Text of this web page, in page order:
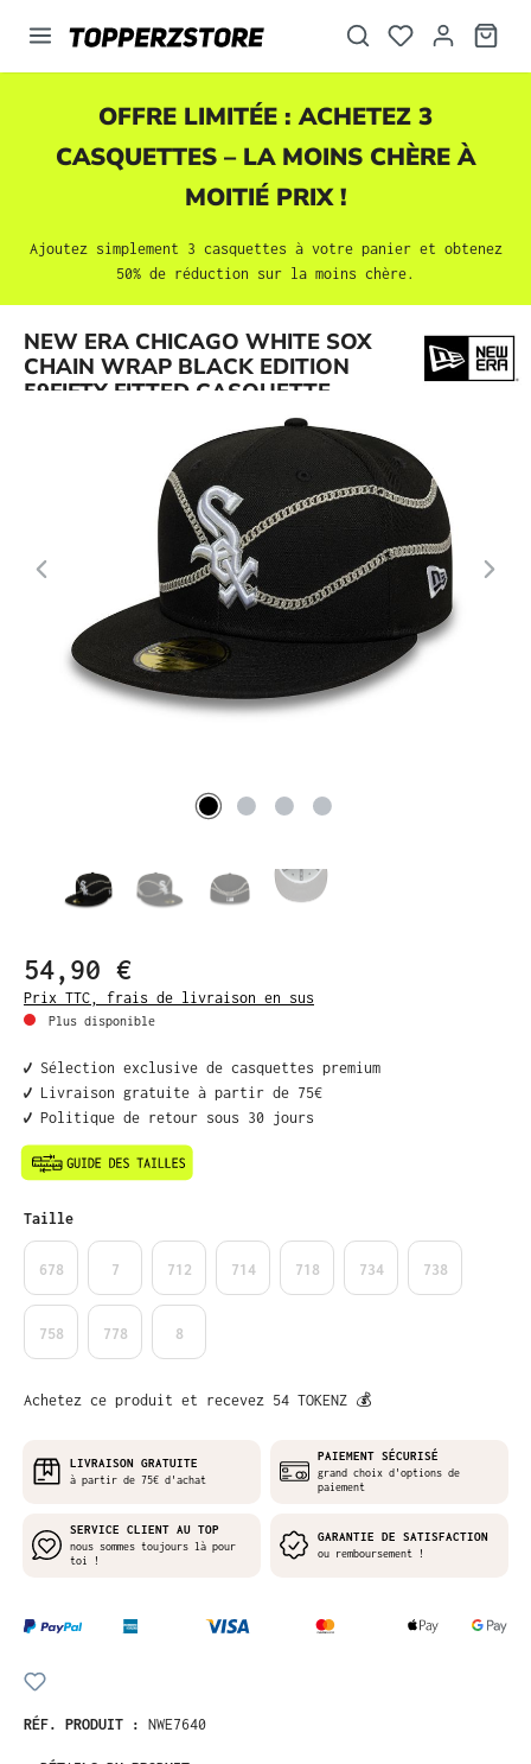
principal
OFFRE LIMITÉE : ACHETEZ 3
CASQUETTES – LA MOINS CHÈRE À
MOITIÉ PRIX !
Ajoutez simplement 3 casquettes à votre panier et obtenez
50% de réduction sur la moins chère.
NEW ERA CHICAGO WHITE SOX
CHAIN WRAP BLACK EDITION
59FIFTY FITTED CASQUETTE
Ignorer la galerie d'images
54,90 €
Prix TTC, frais de livraison en sus
Plus disponible
✔️ Sélection exclusive de casquettes premium
✔️ Livraison gratuite à partir de 75€
✔️ Politique de retour sous 30 jours
Sélectionnez
Taille
678 7 712 714 718 734 738
758 778 8
Achetez ce produit et recevez 54 TOKENZ 💰
LIVRAISON GRATUITE
à partir de 75€ d'achat
PAIEMENT SÉCURISÉ
grand choix d'options de
paiement
SERVICE CLIENT AU TOP
nous sommes toujours là pour
toi !
GARANTIE DE SATISFACTION
ou remboursement !
RÉF. PRODUIT : NWE7640